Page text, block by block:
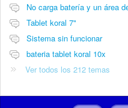
No carga batería y un área
Tablet koral 7"
Sistema sin funcionar
bateria tablet koral 10x
Ver todos los 212 temas